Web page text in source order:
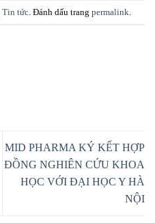
Tin tức . Đánh dấu trang permalink
MID PHARMA KÝ KẾT HỢP
ĐỒNG NGHIÊN CỨU KHOA
HỌC VỚI ĐẠI HỌC Y HÀ
NỘI